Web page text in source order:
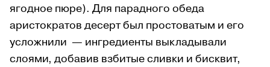
ягодное пюре). Для парадного обеда
аристократов десерт был простоватым и его
усложнили — ингредиенты выкладывали
слоями, добавив взбитые сливки и бисквит,